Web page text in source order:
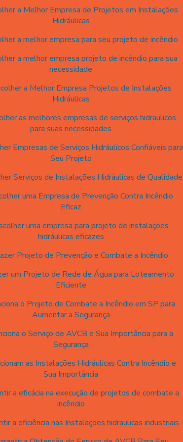
a Melhor Empresa de Projetos em Instalações
Hidráulicas
a melhor empresa para seu projeto de incêndio
a melhor empresa projeto de incêndio para sua
necessidade
a Melhor Empresa Projetos de Instalações
Hidráulicas
as melhores empresas de serviços hidraulicos
para suas necessidades
Empresas de Serviços Hidráulicos Confiáveis para
Seu Projeto
Serviços de Instalações Hidráulicas de Qualidade
uma Empresa de Prevenção Contra Incêndio
Eficaz
uma empresa para projeto de instalações
hidráulicas eficazes
Projeto de Prevenção e Combate a Incêndio
um Projeto de Rede de Água para Loteamento
Eficiente
o Projeto de Combate a Incêndio em SP para
Aumentar a Segurança
o Serviço de AVCB e Sua Importância para a
Segurança
as Instalações Hidráulicas Contra Incêndio e
Sua Importância
a eficácia na execução de projetos de combate a
incêndio
a eficiência nas Instalações hidraulicas industriais